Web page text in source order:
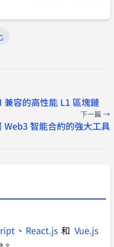
容的高性能 L1 區塊鏈
下一篇 →
智能合約的強大工具
、 React.js 和 Vue.js